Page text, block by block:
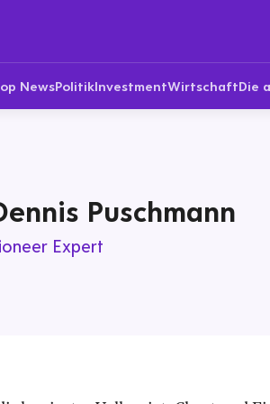
NewsPolitikInvestmentWirtschaftDie
Puschmann
Expert